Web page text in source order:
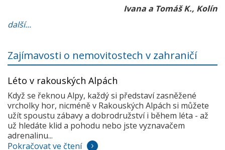
Ivana a Tomáš K., Kolín
další...
Zajímavosti o nemovitostech v zahraničí
Léto v rakouských Alpách
Když se řeknou Alpy, každý si představí zasněžené
vrcholky hor, nicméně v Rakouských Alpách si můžete
užít spoustu zábavy a dobrodružství i během léta - až
už hledáte klid a pohodu nebo jste vyznavačem
adrenalinu...
Pokračovat ve čtení